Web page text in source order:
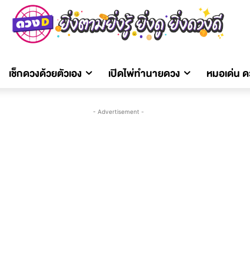
เช็กดวงด้วยตัวเอง เปิดไพ่ทำนายดวง หมอเด่น
- Advertisement -